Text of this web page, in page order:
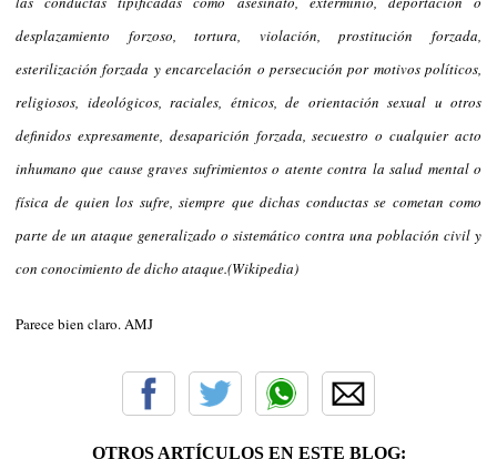
desplazamiento forzoso, tortura, violación, prostitución forzada,
esterilización forzada y encarcelación o persecución por motivos políticos,
religiosos, ideológicos, raciales, étnicos, de orientación sexual u otros
definidos expresamente, desaparición forzada, secuestro o cualquier acto
inhumano que cause graves sufrimientos o atente contra la salud mental o
física de quien los sufre, siempre que dichas conductas se cometan como
parte de un ataque generalizado o sistemático contra una población civil y
con conocimiento de dicho ataque.(Wikipedia)
Parece bien claro. AMJ
OTROS ARTÍCULOS EN ESTE BLOG: